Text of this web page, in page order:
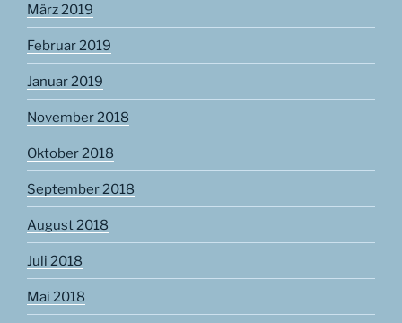
März 2019
Februar 2019
Januar 2019
November 2018
Oktober 2018
September 2018
August 2018
Juli 2018
Mai 2018